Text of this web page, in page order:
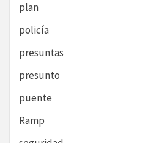
plan
policía
presuntas
presunto
puente
Ramp